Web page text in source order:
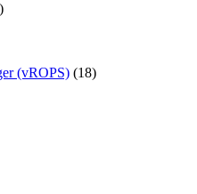
(vROPS) (18)